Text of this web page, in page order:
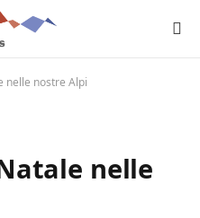
nelle nostre Alpi
nelle